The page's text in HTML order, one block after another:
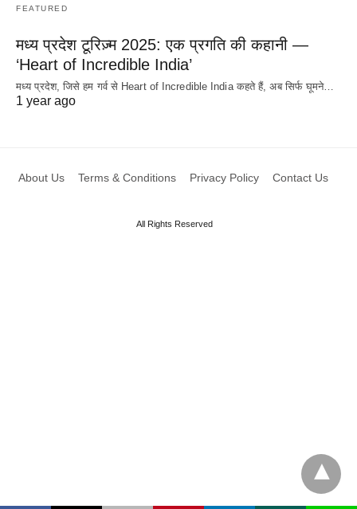
FEATURED
मध्य प्रदेश टूरिज़्म 2025: एक प्रगति की कहानी —
‘Heart of Incredible India’
मध्य प्रदेश, जिसे हम गर्व से Heart of Incredible India कहते हैं, अब सिर्फ घूमने…
1 year ago
About Us Terms & Conditions Privacy Policy Contact Us
All Rights Reserved